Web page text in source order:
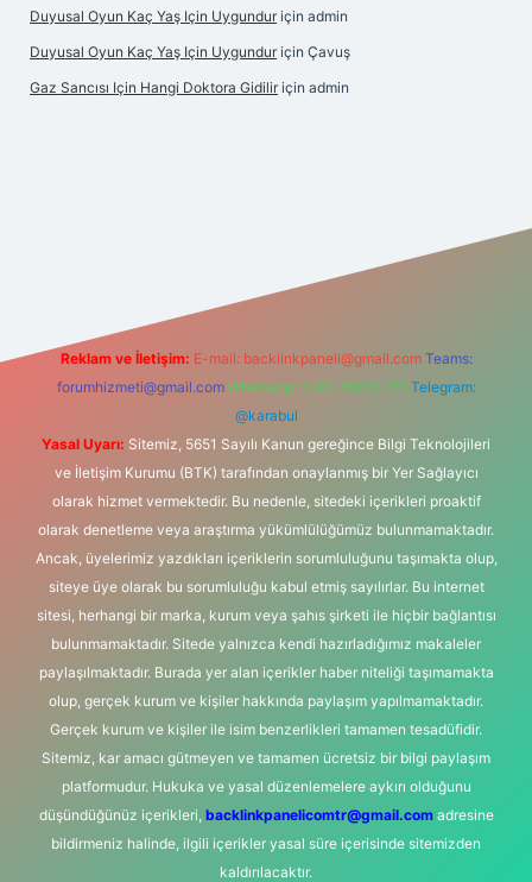
Duyusal Oyun Kaç Yaş Için Uygundur için admin
Duyusal Oyun Kaç Yaş Için Uygundur için Çavuş
Gaz Sancısı Için Hangi Doktora Gidilir için admin
Reklam ve İletişim: E-mail: backlinkpaneli@gmail.com Teams:
forumhizmeti@gmail.com Whatsapp: 0262 606 0 726 Telegram:
@karabul
Yasal Uyarı: Sitemiz, 5651 Sayılı Kanun gereğince Bilgi Teknolojileri
ve İletişim Kurumu (BTK) tarafından onaylanmış bir Yer Sağlayıcı
olarak hizmet vermektedir. Bu nedenle, sitedeki içerikleri proaktif
olarak denetleme veya araştırma yükümlülüğümüz bulunmamaktadır.
Ancak, üyelerimiz yazdıkları içeriklerin sorumluluğunu taşımakta olup,
siteye üye olarak bu sorumluluğu kabul etmiş sayılırlar. Bu internet
sitesi, herhangi bir marka, kurum veya şahıs şirketi ile hiçbir bağlantısı
bulunmamaktadır. Sitede yalnızca kendi hazırladığımız makaleler
paylaşılmaktadır. Burada yer alan içerikler haber niteliği taşımamakta
olup, gerçek kurum ve kişiler hakkında paylaşım yapılmamaktadır.
Gerçek kurum ve kişiler ile isim benzerlikleri tamamen tesadüfidir.
Sitemiz, kar amacı gütmeyen ve tamamen ücretsiz bir bilgi paylaşım
platformudur. Hukuka ve yasal düzenlemelere aykırı olduğunu
düşündüğünüz içerikleri, backlinkpanelicomtr@gmail.comadresine
bildirmeniz halinde, ilgili içerikler yasal süre içerisinde sitemizden
kaldırılacaktır.